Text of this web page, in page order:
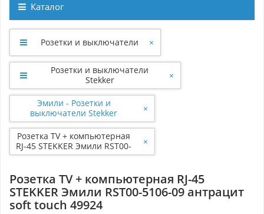
Каталог
Розетки и выключатели ×
Розетки и выключатели
Stekker
×
Эмили - Розетки и
выключатели Stekker
×
Розетка TV + компьютерная
RJ-45 STEKKER Эмили RST00-
5106-09 антрацит soft touch
×
Розетка TV + компьютерная RJ-45
STEKKER Эмили RST00-5106-09 антрацит
soft touch 49924